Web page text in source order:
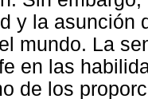
y la asunción
mundo. La
en las
de los